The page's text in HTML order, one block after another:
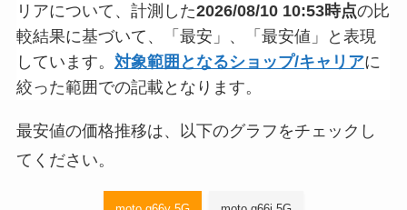
リアについて、計測した2026/08/10 10:53時点の比
較結果に基づいて、「最安」、「最安値」と表現
しています。 対象範囲となるショップ/キャリアに
絞った範囲での記載となります。
最安値の価格推移は、以下のグラフをチェックし
てください。